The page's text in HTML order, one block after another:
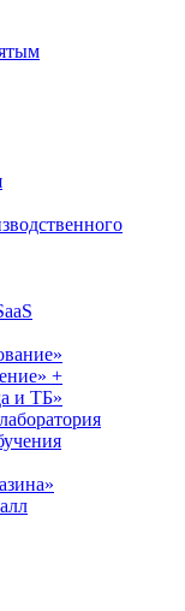
+
и ТБ»